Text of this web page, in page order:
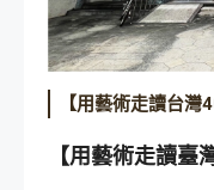
【用藝術走讀台灣
【用藝術走讀